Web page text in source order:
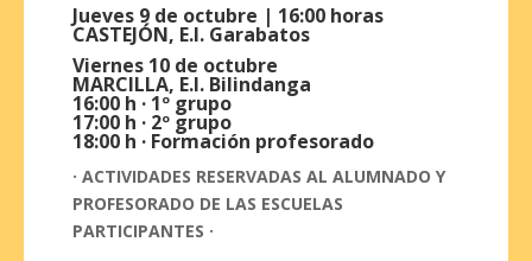
Jueves 9 de octubre | 16:00 horas
CASTEJÓN, E.I. Garabatos
Viernes 10 de octubre
MARCILLA, E.I. Bilindanga
16:00 h · 1º grupo
17:00 h · 2º grupo
18:00 h · Formación profesorado
· ACTIVIDADES RESERVADAS AL ALUMNADO Y
PROFESORADO DE LAS ESCUELAS
PARTICIPANTES ·